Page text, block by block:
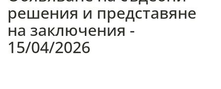
решения и представяне
на заключения -
15/04/2026